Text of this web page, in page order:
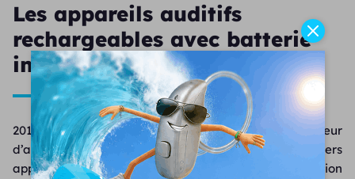
Les appareils auditifs
rechargeables avec batterie
intégrée
2016 marque un tournant en matière de chargeur
d’aides auditives avec l’apparition des premiers
appareils avec batterie à lithium ion. Cette innovation